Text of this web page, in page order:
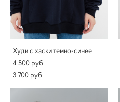
Худи с хаски темно-синее
4 500 pуб.
3 700 pуб.